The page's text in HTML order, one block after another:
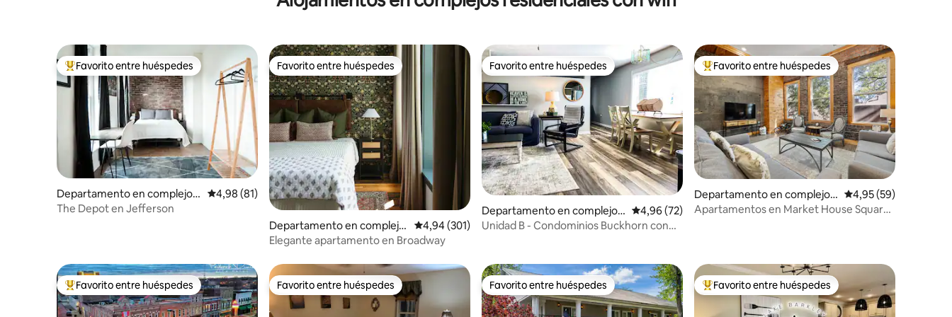
Favorito entre los huéspedes más destacados
Favorito entre huéspedes
Departamento en complejo r
esidencial en Paducah
Calificación promedio: 4,98 de 5. 81 evaluaciones
4,98 (81)
The Depot en Jefferson
Favorito entre huéspedes
Favorito entre huéspedes
Departamento en complejo
residencial en Paducah
Calificación promedio: 4,94 de 5. 301 evaluaciones
4,94 (301)
Elegante apartamento en Broadway
Favorito entre huéspedes
Favorito entre huéspedes
Departamento en complejo r
esidencial en Gilbertsville
Calificación promedio: 4,96 de 5. 72 evaluaciones
4,96 (72)
Unidad B - Condominios Buckhorn con
Favorito entre los huéspedes más destacados
Favorito entre huéspedes
Departamento en complejo r
esidencial en Paducah
Calificación
4,95 (59)
Apartamentos en Market House Square
Favorito entre los huéspedes más destacados
Favorito entre huéspedes Favorito entre huéspedes
Favorito entre huéspedes Favorito entre huéspedes
Favorito entre huéspedes Favorito entre los huéspedes más destacados
Favorito entre huéspedes